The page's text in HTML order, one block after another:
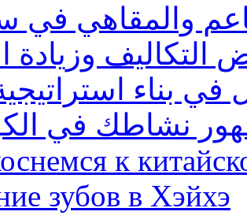
والمقاهي في
وزيادة
بناء
نشاطك في
к
зубов в Хэйхэ